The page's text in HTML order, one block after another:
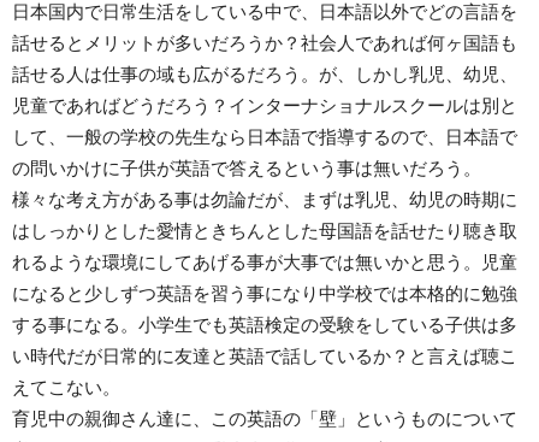
日本国内で日常生活をしている中で、日本語以外でどの言語を
話せるとメリットが多いだろうか？社会人であれば何ヶ国語も
話せる人は仕事の域も広がるだろう。が、しかし乳児、幼児、
児童であればどうだろう？インターナショナルスクールは別と
して、一般の学校の先生なら日本語で指導するので、日本語で
の問いかけに子供が英語で答えるという事は無いだろう。
様々な考え方がある事は勿論だが、まずは乳児、幼児の時期に
はしっかりとした愛情ときちんとした母国語を話せたり聴き取
れるような環境にしてあげる事が大事では無いかと思う。児童
になると少しずつ英語を習う事になり中学校では本格的に勉強
する事になる。小学生でも英語検定の受験をしている子供は多
い時代だが日常的に友達と英語で話しているか？と言えば聴こ
えてこない。
育児中の親御さん達に、この英語の「壁」というものについて